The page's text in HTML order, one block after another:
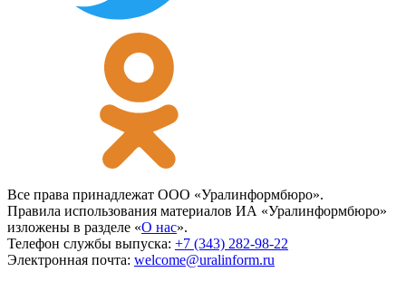
Все права принадлежат ООО «Уралинформбюро».
Правила использования материалов ИА «Уралинформбюро»
изложены в разделе «О нас».
Телефон службы выпуска: +7 (343) 282-98-22
Электронная почта: welcome@uralinform.ru